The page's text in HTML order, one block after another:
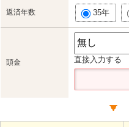
返済年数 35年
頭金 直接入力する